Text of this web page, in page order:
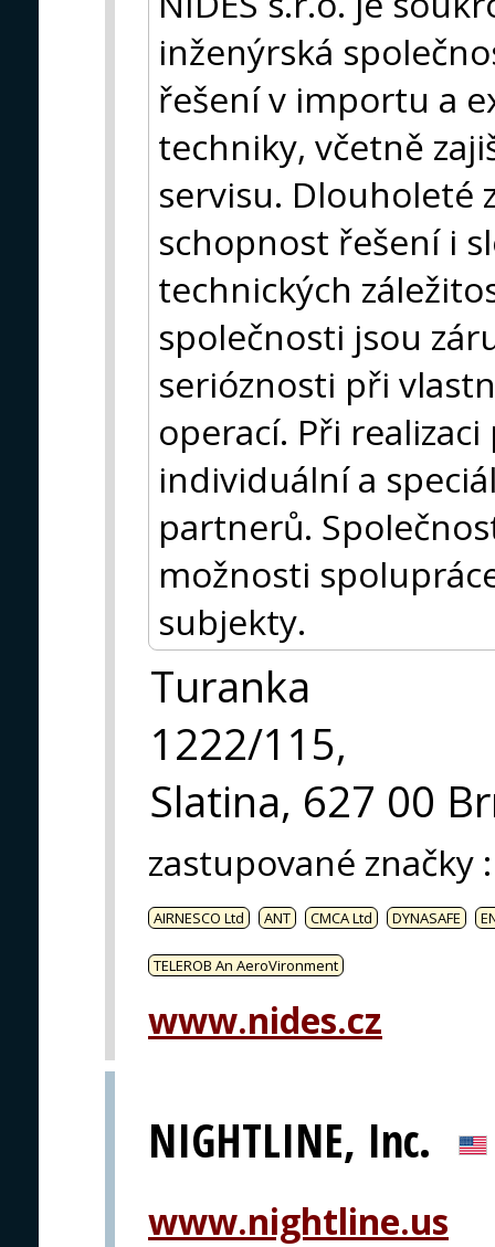
inženýrská
řešení v importu a
techniky, včetně
servisu. Dlouholeté
schopnost řešení i
technických
společnosti jsou
serióznosti při
operací. Při
individuální a
partnerů.
možnosti
subjekty.
Turanka
1222/115,
Slatina, 627 00
zastupované značky :
AIRNESCO Ltd ANT CMCA Ltd DYNASAFE
TELEROB An AeroVironment
www.nides.cz
NIGHTLINE, Inc.
www.nightline.us